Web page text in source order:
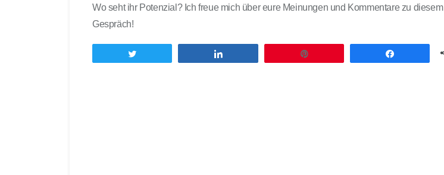
Wo seht ihr Potenzial? Ich freue mich über eure Meinungen und Kommentare zu diesem
Gespräch!